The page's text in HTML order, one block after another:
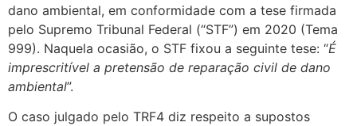
dano ambiental, em conformidade com a tese firmada
pelo Supremo Tribunal Federal (“STF”) em 2020 (Tema
999). Naquela ocasião, o STF fixou a seguinte tese: “É
imprescritível a pretensão de reparação civil de dano
ambiental”.
O caso julgado pelo TRF4 diz respeito a supostos